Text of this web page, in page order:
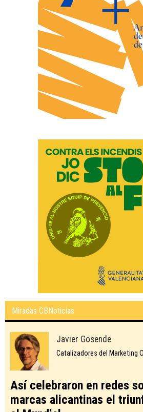
Miradas CBNoticias
Javier Gosende
Catalizadores del Marketing
Así celebraron en redes
marcas alicantinas el